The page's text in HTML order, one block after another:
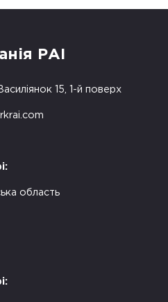
РАІ
15, 1-й поверх
область